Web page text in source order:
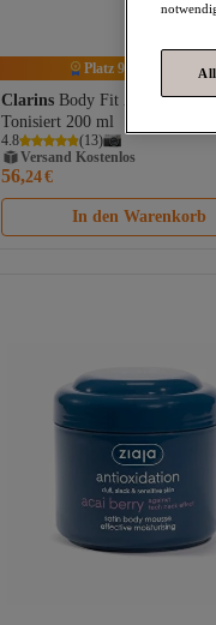
Platz 9 der Bestseller
Clarins Body Fit Active
Tonisiert 200 ml
4.8 (13)
Versand Kostenlos
Gratis Versand
Versand Kostenlos
56,24€
In den Warenkorb